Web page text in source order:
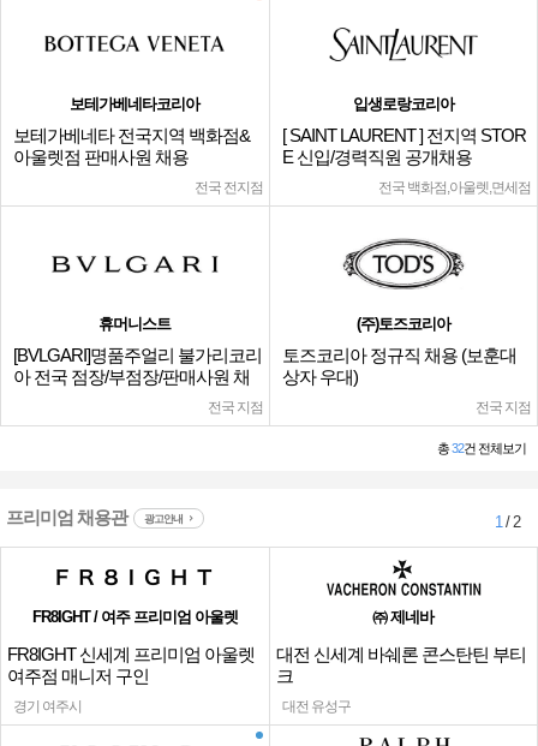
보테가베네타코리아
보테가베네타 전국지역 백화점&
아울렛점 판매사원 채용
전국 전지점
입생로랑코리아
[ SAINT LAURENT ] 전지역 STOR
E 신입/경력직원 공개채용
전국 백화점,아울렛,면세점
휴머니스트
[BVLGARI]명품주얼리 불가리코리
아 전국 점장/부점장/판매사원 채
전국 지점
(주)토즈코리아
토즈코리아 정규직 채용 (보훈대
상자 우대)
전국 지점
총32건 전체보기
프리미엄 채용관 광고안내 1/ 2
FR8IGHT / 여주 프리미엄 아울렛
FR8IGHT 신세계 프리미엄 아울렛
여주점 매니저 구인
경기 여주시
㈜ 제네바
대전 신세계 바쉐론 콘스탄틴 부티
크
대전 유성구